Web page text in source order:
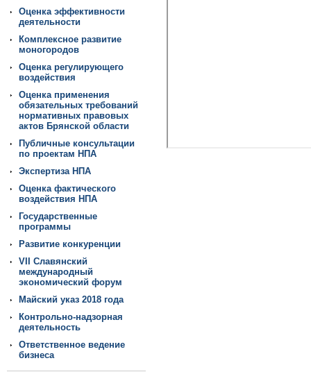
Оценка эффективности
деятельности
Комплексное развитие
моногородов
Оценка регулирующего
воздействия
Оценка применения
обязательных требований
нормативных правовых
актов Брянской области
Публичные консультации
по проектам НПА
Экспертиза НПА
Оценка фактического
воздействия НПА
Государственные
программы
Развитие конкуренции
VII Славянский
международный
экономический форум
Майский указ 2018 года
Контрольно-надзорная
деятельность
Ответственное ведение
бизнеса